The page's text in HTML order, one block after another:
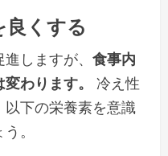
良くする
しますが、 食事内
わります。
冷え性
下の栄養素を意識
。